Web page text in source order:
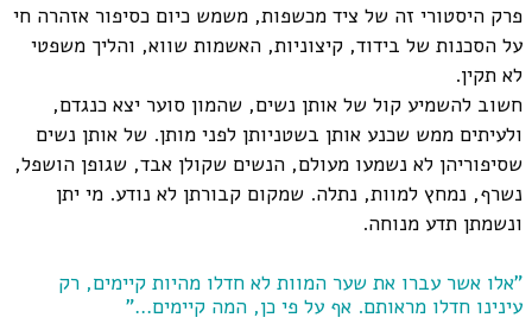
פרק היסטורי זה של ציד מכשפות, משמש כיום כסיפור אזהרה חי
על הסכנות של בידוד, קיצוניות, האשמות שווא, והליך משפטי
לא תקין.
חשוב להשמיע קול של אותן נשים, שהמון סוער יצא כנגדם,
ולעיתים ממש שכנע אותן בשטניותן לפני מותן. של אותן נשים
שסיפוריהן לא נשמעו מעולם, הנשים שקולן אבד, שגופן הושפל,
נשרף, נמחץ למוות, נתלה. שמקום קבורתן לא נודע. מי יתן
ונשמתן תדע מנוחה.
"אלו אשר עברו את שער המוות לא חדלו מהיות קיימים, רק
עינינו חדלו מראותם. אף על פי כן, המה קיימים…"